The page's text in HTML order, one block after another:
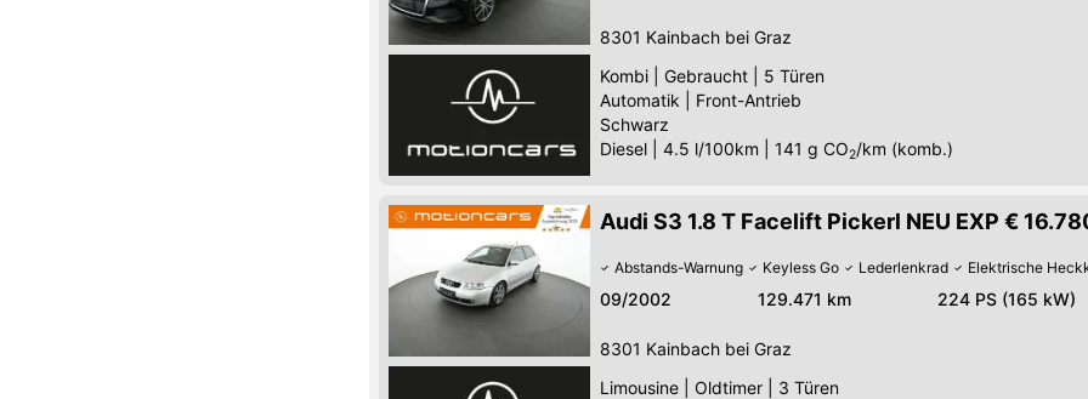
8301 Kainbach bei Graz
Kombi
Gebraucht
5 Türen
Automatik
Front-Antrieb
Schwarz
Diesel
4.5 l/100km 141 g CO2/km (komb.)
Audi S3 1.8 T Facelift Pickerl NEU EXP €
Abstands-Warnung Keyless Go Lederlenkrad Elektrische
09/2002 129.471 km 224 PS (165 kW)
8301 Kainbach bei Graz
Limousine
Oldtimer
3 Türen